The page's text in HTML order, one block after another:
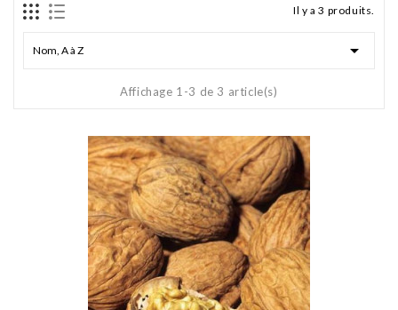
Il y a 3 produits.
Nom, A à Z 
Affichage 1-3 de 3 article(s)